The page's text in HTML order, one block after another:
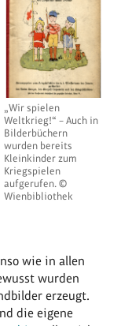
„Wir spielen
Weltkrieg!“ – Auch in
Bilderbüchern
wurden bereits
Kleinkinder zum
Kriegspielen
aufgerufen. ©
Wienbibliothek
wie in allen
wurden
erzeugt.
die eigene